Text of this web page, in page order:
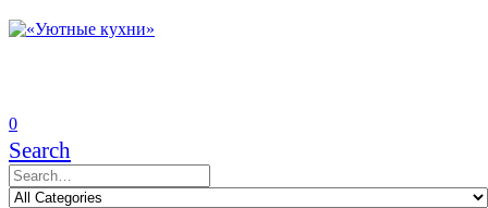
0
Search